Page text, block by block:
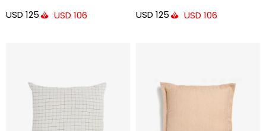
USD 125 USD 106 USD 125 USD 106